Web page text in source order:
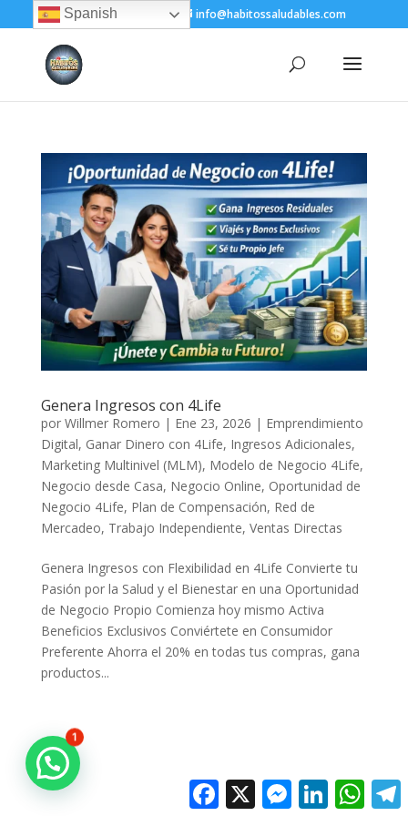
+(505) 8200-1450 info@habitossaludables.com
Genera Ingresos con 4Life
por Willmer Romero | Ene 23, 2026 | Emprendimiento
Digital, Ganar Dinero con 4Life, Ingresos Adicionales,
Marketing Multinivel (MLM), Modelo de Negocio 4Life,
Negocio desde Casa, Negocio Online, Oportunidad de
Negocio 4Life, Plan de Compensación, Red de
Mercadeo, Trabajo Independiente, Ventas Directas
Genera Ingresos con Flexibilidad en 4Life Convierte tu
Pasión por la Salud y el Bienestar en una Oportunidad
de Negocio Propio Comienza hoy mismo Activa
Beneficios Exclusivos Conviértete en Consumidor
Preferente Ahorra el 20% en todas tus compras, gana
productos...
Facebook Messenger
LinkedIn
Spanish
1